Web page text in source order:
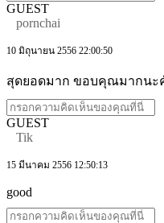
GUEST
pornchai
10 มิถุนายน 2556 22:00:50
สุดยอดมาก ขอบคุณมากนะ
GUEST
Tik
15 มีนาคม 2556 12:50:13
good